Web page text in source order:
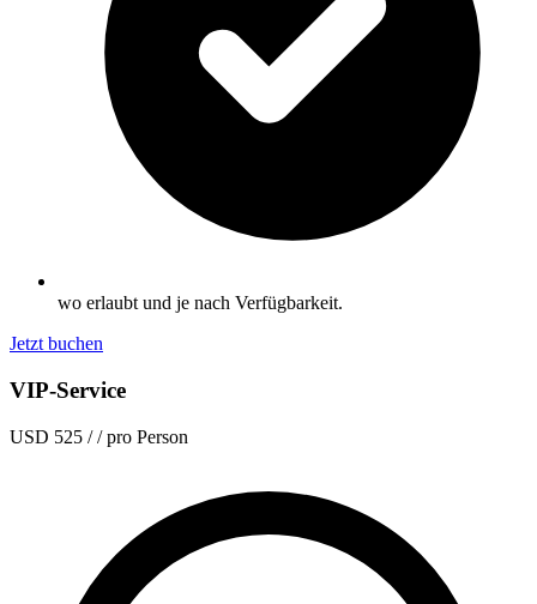
wo erlaubt und je nach Verfügbarkeit.
Jetzt buchen
VIP-Service
USD 525 / / pro Person